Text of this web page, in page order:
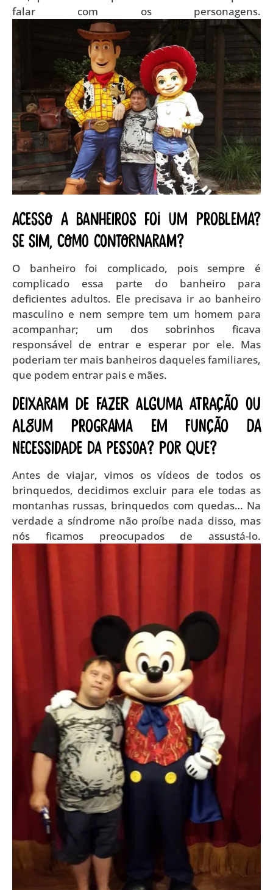
falar com os personagens.
Acesso a banheiros foi um problema?
Se sim, como contornaram?
O banheiro foi complicado, pois sempre é
complicado essa parte do banheiro para
deficientes adultos. Ele precisava ir ao banheiro
masculino e nem sempre tem um homem para
acompanhar; um dos sobrinhos ficava
responsável de entrar e esperar por ele. Mas
poderiam ter mais banheiros daqueles familiares,
que podem entrar pais e mães.
Deixaram de fazer alguma atração ou
algum programa em função da
necessidade da pessoa? Por que?
Antes de viajar, vimos os vídeos de todos os
brinquedos, decidimos excluir para ele todas as
montanhas russas, brinquedos com quedas… Na
verdade a síndrome não proíbe nada disso, mas
nós ficamos preocupados de assustá-lo.